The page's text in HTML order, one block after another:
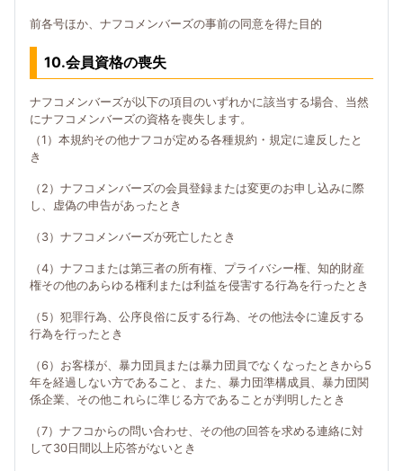
前各号ほか、ナフコメンバーズの事前の同意を得た目的
10.会員資格の喪失
ナフコメンバーズが以下の項目のいずれかに該当する場合、当然
にナフコメンバーズの資格を喪失します。
（1）本規約その他ナフコが定める各種規約・規定に違反したと
き
（2）ナフコメンバーズの会員登録または変更のお申し込みに際
し、虚偽の申告があったとき
（3）ナフコメンバーズが死亡したとき
（4）ナフコまたは第三者の所有権、プライバシー権、知的財産
権その他のあらゆる権利または利益を侵害する行為を行ったとき
（5）犯罪行為、公序良俗に反する行為、その他法令に違反する
行為を行ったとき
（6）お客様が、暴力団員または暴力団員でなくなったときから5
年を経過しない方であること、また、暴力団準構成員、暴力団関
係企業、その他これらに準じる方であることが判明したとき
（7）ナフコからの問い合わせ、その他の回答を求める連絡に対
して30日間以上応答がないとき